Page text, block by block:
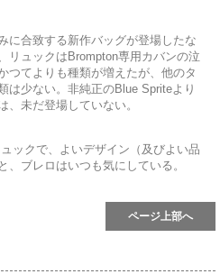
に合致する新作バッグが登場したな
リュックはBrompton専用カバンの泣
つてよりも種類が増えたが、他のタ
は少ない。非純正のBlue Spriteより
、未だ登場していない。
ックで、よいデザイン（及びよい品
ブレロはいつも気にしている。
ページ上部へ